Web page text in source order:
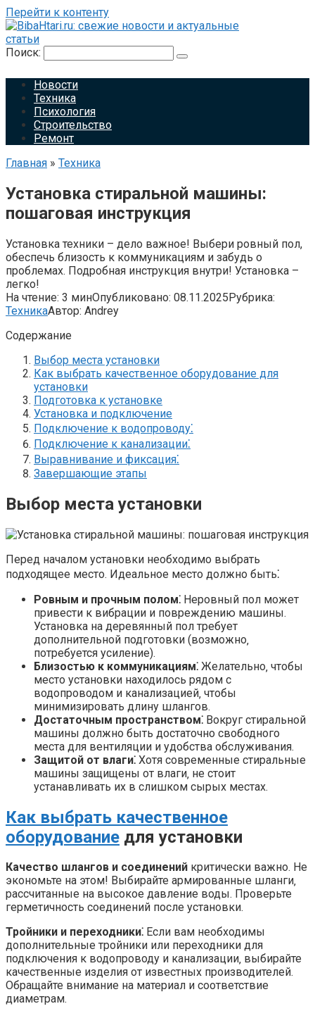
Перейти к контенту
Поиск:
Новости
Техника
Психология
Строительство
Ремонт
Главная » Техника
Установка стиральной машины:
пошаговая инструкция
Установка техники – дело важное! Выбери ровный пол,
обеспечь близость к коммуникациям и забудь о
проблемах. Подробная инструкция внутри! Установка –
легко!
На чтение: 3 минОпубликовано: 08.11.2025Рубрика:
ТехникаАвтор: Andrey
Содержание
Выбор места установки
Как выбрать качественное оборудование для
установки
Подготовка к установке
Установка и подключение
Подключение к водопроводу⁚
Подключение к канализации⁚
Выравнивание и фиксация⁚
Завершающие этапы
Выбор места установки
Перед началом установки необходимо выбрать
подходящее место. Идеальное место должно быть⁚
Ровным и прочным полом⁚ Неровный пол может
привести к вибрации и повреждению машины.
Установка на деревянный пол требует
дополнительной подготовки (возможно‚
потребуется усиление).
Близостью к коммуникациям⁚ Желательно‚ чтобы
место установки находилось рядом с
водопроводом и канализацией‚ чтобы
минимизировать длину шлангов.
Достаточным пространством⁚ Вокруг стиральной
машины должно быть достаточно свободного
места для вентиляции и удобства обслуживания.
Защитой от влаги⁚ Хотя современные стиральные
машины защищены от влаги‚ не стоит
устанавливать их в слишком сырых местах.
Как выбрать качественное
оборудование для установки
Качество шлангов и соединений критически важно. Не
экономьте на этом! Выбирайте армированные шланги‚
рассчитанные на высокое давление воды. Проверьте
герметичность соединений после установки.
Тройники и переходники⁚ Если вам необходимы
дополнительные тройники или переходники для
подключения к водопроводу и канализации‚ выбирайте
качественные изделия от известных производителей.
Обращайте внимание на материал и соответствие
диаметрам.